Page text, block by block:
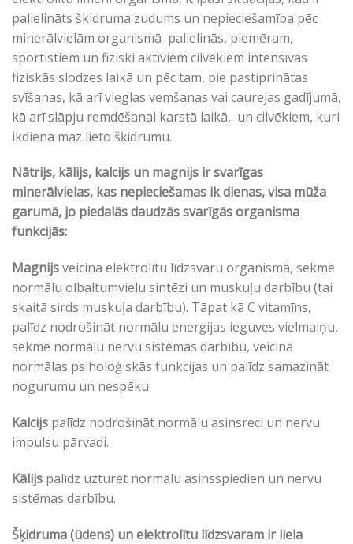
palielināts škidruma zudums un nepieciešamība pēc
minerālvielām organismā palielinās, piemēram,
sportistiem un fiziski aktīviem cilvēkiem intensīvas
fiziskās slodzes laikā un pēc tam, pie pastiprinātas
svīšanas, kā arī vieglas vemšanas vai caurejas gadījumā,
kā arī slāpju remdēšanai karstā laikā, un cilvēkiem, kuri
ikdienā maz lieto šķidrumu.
Nātrijs, kālijs, kalcijs un magnijs ir svarīgas
minerālvielas, kas nepieciešamas ik dienas, visa mūža
garumā, jo piedalās daudzās svarīgās organisma
funkcijās:
Magnijsveicina elektrolītu līdzsvaru organismā, sekmē
normālu olbaltumvielu sintēzi un muskuļu darbību (tai
skaitā sirds muskuļa darbību). Tāpat kā C vitamīns,
palīdz nodrošināt normālu enerģijas ieguves vielmaiņu,
sekmē normālu nervu sistēmas darbību, veicina
normālas psiholoģiskās funkcijas un palīdz samazināt
nogurumu un nespēku.
Kalcijs palīdz nodrošināt normālu asinsreci un nervu
impulsu pārvadi.
Kālijs palīdz uzturēt normālu asinsspiedien un nervu
sistēmas darbību.
Šķidruma (ūdens) un elektrolītu līdzsvaram ir liela